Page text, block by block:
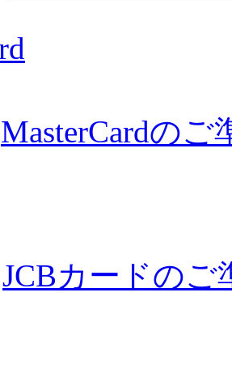
MasterCardのご
JCBカードのご